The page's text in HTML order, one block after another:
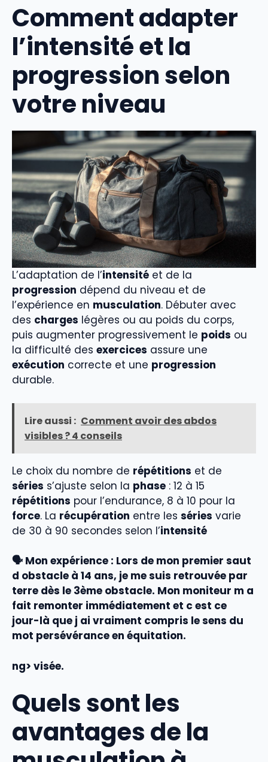
Comment adapter
l’intensité et la
progression selon
votre niveau
L’adaptation de l’intensité et de la
progression dépend du niveau et de
l’expérience en musculation. Débuter avec
des charges légères ou au poids du corps,
puis augmenter progressivement le poids ou
la difficulté des exercices assure une
exécution correcte et une progression
durable.
Lire aussi : Comment avoir des abdos
visibles ? 4 conseils
Le choix du nombre de répétitions et de
séries s’ajuste selon la phase : 12 à 15
répétitions pour l’endurance, 8 à 10 pour la
force. La récupération entre les séries varie
de 30 à 90 secondes selon l’intensité
🗣️ Mon expérience : Lors de mon premier saut
d obstacle à 14 ans, je me suis retrouvée par
terre dès le 3ème obstacle. Mon moniteur m a
fait remonter immédiatement et c est ce
jour-là que j ai vraiment compris le sens du
mot persévérance en équitation.
ng> visée.
Quels sont les
avantages de la